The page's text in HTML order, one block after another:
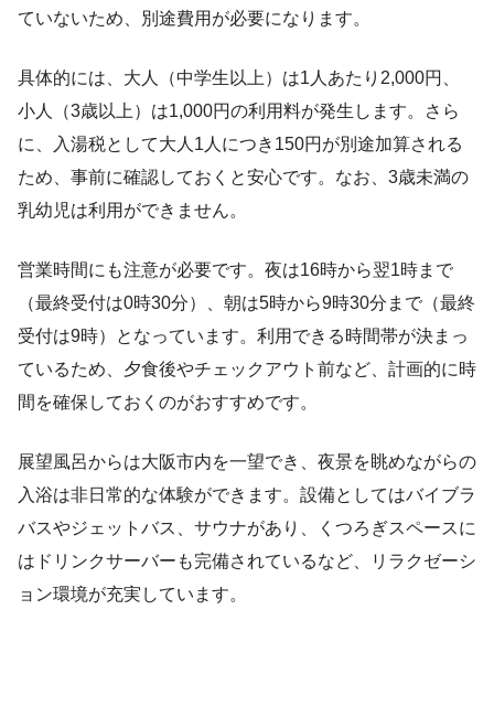
ていないため、別途費用が必要になります。
具体的には、大人（中学生以上）は1人あたり2,000円、
小人（3歳以上）は1,000円の利用料が発生します。さら
に、入湯税として大人1人につき150円が別途加算される
ため、事前に確認しておくと安心です。なお、3歳未満の
乳幼児は利用ができません。
営業時間にも注意が必要です。夜は16時から翌1時まで
（最終受付は0時30分）、朝は5時から9時30分まで（最終
受付は9時）となっています。利用できる時間帯が決まっ
ているため、夕食後やチェックアウト前など、計画的に時
間を確保しておくのがおすすめです。
展望風呂からは大阪市内を一望でき、夜景を眺めながらの
入浴は非日常的な体験ができます。設備としてはバイブラ
バスやジェットバス、サウナがあり、くつろぎスペースに
はドリンクサーバーも完備されているなど、リラクゼーシ
ョン環境が充実しています。